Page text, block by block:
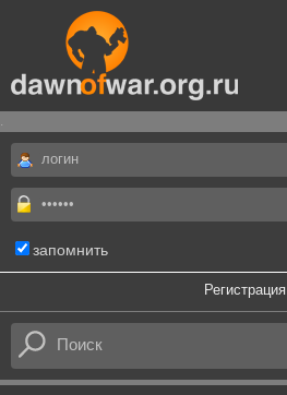
.
запомнить
Регистрация